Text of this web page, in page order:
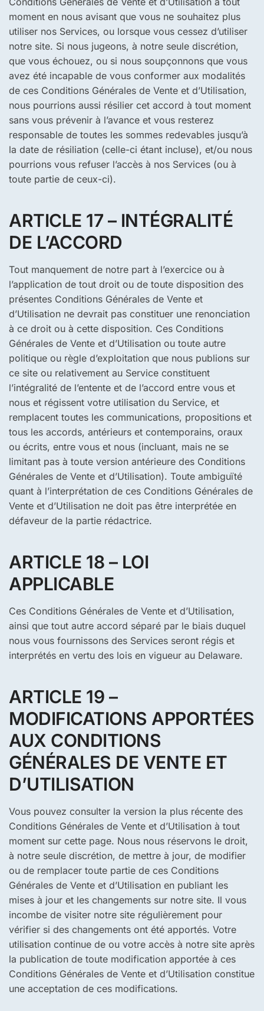
moment en nous avisant que vous ne souhaitez plus
utiliser nos Services, ou lorsque vous cessez d’utiliser
notre site. Si nous jugeons, à notre seule discrétion,
que vous échouez, ou si nous soupçonnons que vous
avez été incapable de vous conformer aux modalités
de ces Conditions Générales de Vente et d’Utilisation,
nous pourrions aussi résilier cet accord à tout moment
sans vous prévenir à l’avance et vous resterez
responsable de toutes les sommes redevables jusqu’à
la date de résiliation (celle-ci étant incluse), et/ou nous
pourrions vous refuser l’accès à nos Services (ou à
toute partie de ceux-ci).
ARTICLE 17 – INTÉGRALITÉ
DE L’ACCORD
Tout manquement de notre part à l’exercice ou à
l’application de tout droit ou de toute disposition des
présentes Conditions Générales de Vente et
d’Utilisation ne devrait pas constituer une renonciation
à ce droit ou à cette disposition. Ces Conditions
Générales de Vente et d’Utilisation ou toute autre
politique ou règle d’exploitation que nous publions sur
ce site ou relativement au Service constituent
l’intégralité de l’entente et de l’accord entre vous et
nous et régissent votre utilisation du Service, et
remplacent toutes les communications, propositions et
tous les accords, antérieurs et contemporains, oraux
ou écrits, entre vous et nous (incluant, mais ne se
limitant pas à toute version antérieure des Conditions
Générales de Vente et d’Utilisation). Toute ambiguïté
quant à l’interprétation de ces Conditions Générales de
Vente et d’Utilisation ne doit pas être interprétée en
défaveur de la partie rédactrice.
ARTICLE 18 – LOI
APPLICABLE
Ces Conditions Générales de Vente et d’Utilisation,
ainsi que tout autre accord séparé par le biais duquel
nous vous fournissons des Services seront régis et
interprétés en vertu des lois en vigueur au Delaware.
ARTICLE 19 –
MODIFICATIONS APPORTÉES
AUX CONDITIONS
GÉNÉRALES DE VENTE ET
D’UTILISATION
Vous pouvez consulter la version la plus récente des
Conditions Générales de Vente et d’Utilisation à tout
moment sur cette page. Nous nous réservons le droit,
à notre seule discrétion, de mettre à jour, de modifier
ou de remplacer toute partie de ces Conditions
Générales de Vente et d’Utilisation en publiant les
mises à jour et les changements sur notre site. Il vous
incombe de visiter notre site régulièrement pour
vérifier si des changements ont été apportés. Votre
utilisation continue de ou votre accès à notre site après
la publication de toute modification apportée à ces
Conditions Générales de Vente et d’Utilisation constitue
une acceptation de ces modifications.